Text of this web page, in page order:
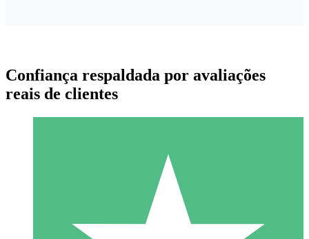
Pacotes de Créditos Individuais
Pague conforme o uso com créditos de download. Sem
Confiança respaldada por avaliações
reais de clientes